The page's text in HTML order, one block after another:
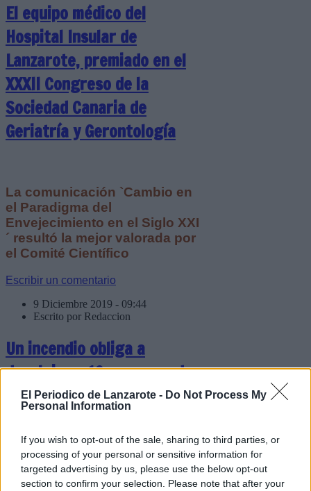
El Periodico de Lanzarote - Do Not Process My
Personal Information
If you wish to opt-out of the sale, sharing to third parties, or
processing of your personal or sensitive information for
targeted advertising by us, please use the below opt-out
section to confirm your selection. Please note that after your
El equipo médico del
Hospital Insular de
Lanzarote, premiado en el
XXXII Congreso de la
Sociedad Canaria de
Geriatría y Gerontología
La comunicación `Cambio en
el Paradigma del
Envejecimiento en el Siglo XXI
´ resultó la mejor valorada por
el Comité Científico
Escribir un comentario
9 Diciembre 2019 - 09:44
Escrito por Redaccion
Un incendio obliga a
desalojar a 19 personas de
un edificio en Arrecife y a
niños Hospital